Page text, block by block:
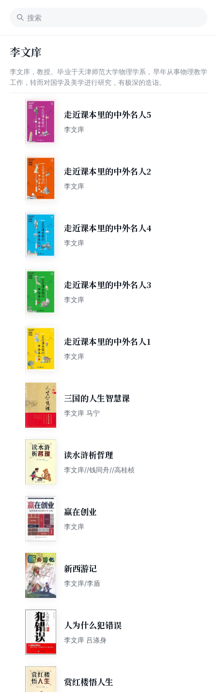
李文庠
李文庠，教授。毕业于天津师范大学物理学系，早年从事物理教学
工作，转而对国学及美学进行研究，有极深的造诣。
走近课本里的中外名人5
李文庠
走近课本里的中外名人2
李文庠
走近课本里的中外名人4
李文庠
走近课本里的中外名人3
李文庠
走近课本里的中外名人1
李文庠
三国的人生智慧课
李文庠 马宁
读水浒析哲理
李文庠//钱同舟//高桂桢
赢在创业
李文庠
新西游记
李文庠/李盾
人为什么犯错误
李文庠 吕涤身
赏红楼悟人生